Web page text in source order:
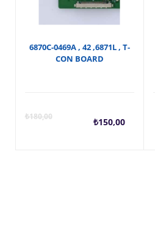
6870C-0469A , 42 ,6871L , T-
CON BOARD
₺180,00 ₺150,00
Şu